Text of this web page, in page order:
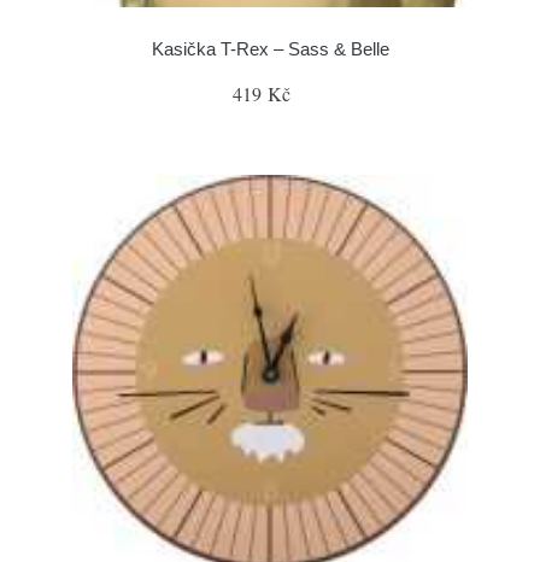
Kasička T-Rex – Sass & Belle
419 Kč